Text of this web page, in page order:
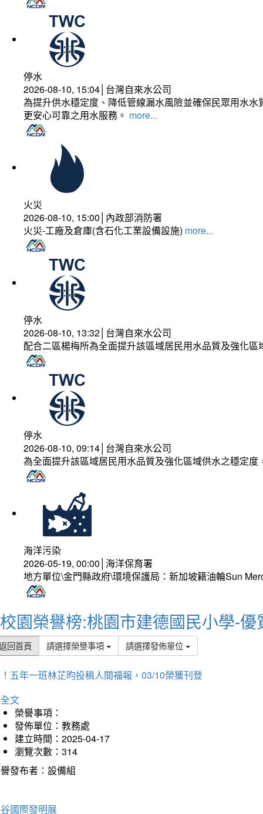
停水
2026-08-10, 15:04│台灣自來水公司
為提升供水穩定度、降低管線漏水風險並確保民眾用水
更安心可靠之用水服務。 more...
火災
2026-08-10, 15:00│內政部消防署
火災-工廠及倉庫(含石化工業設備設施) more...
停水
2026-08-10, 13:32│台灣自來水公司
配合二區楊梅所為全面提升該區域居民用水品質及強化
停水
2026-08-10, 09:14│台灣自來水公司
為全面提升該區域居民用水品質及強化區域供水之穩定
海洋污染
2026-05-19, 00:00│海洋保育署
地方單位\金門縣政府\環境保護局：新加坡籍油輪Sun
校園榮譽榜:桃園市建德國民小學-優
回首頁 請選擇榮譽事項 請選擇發佈單位
五年一班林芷昀投稿人間福報，03/10榮獲刊登
文
榮譽事項：
發佈單位：教務處
建立時間：2025-04-17
瀏覽次數：314
發布者：設備組
國際發明展